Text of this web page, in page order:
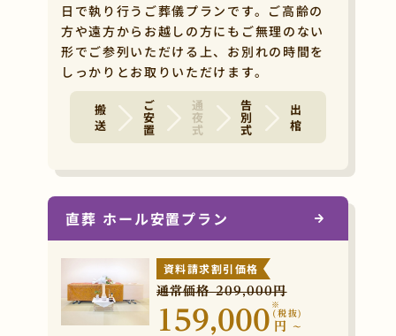
日で執り行うご葬儀プランです。ご高齢の
方や遠方からお越しの方にもご無理のない
形でご参列いただける上、お別れの時間を
しっかりとお取りいただけます。
搬 送 ご安置 通夜式 告別式 出 棺
直葬 ホール安置プラン
資料請求割引価格
通常価格 209,000円
159,000
※
円
(税抜)
~